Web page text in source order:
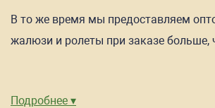
В то же время мы предоставляем
жалюзи и ролеты при заказе больше,
Подробнее ▾